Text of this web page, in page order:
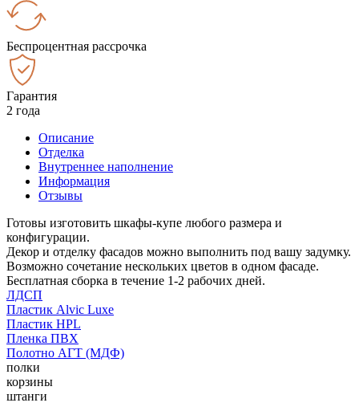
Беспроцентная рассрочка
Гарантия
2 года
Описание
Отделка
Внутреннее наполнение
Информация
Отзывы
Готовы изготовить шкафы-купе любого размера и
конфигурации.
Декор и отделку фасадов можно выполнить под вашу задумку.
Возможно сочетание нескольких цветов в одном фасаде.
Бесплатная сборка в течение 1-2 рабочих дней.
ЛДСП
Пластик Alvic Luxe
Пластик HPL
Пленка ПВХ
Полотно АГТ (МДФ)
полки
корзины
штанги